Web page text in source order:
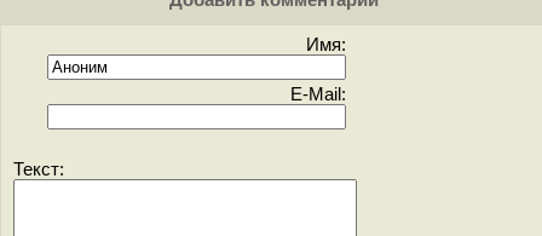
Имя:
E-Mail:
Текст: